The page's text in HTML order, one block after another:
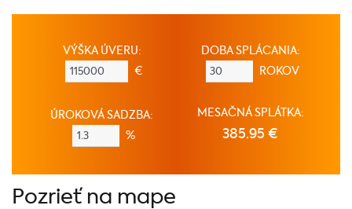
VÝŠKA ÚVERU:
€
DOBA SPLÁCANIA:
ROKOV
ÚROKOVÁ SADZBA:
%
MESAČNÁ SPLÁTKA:
385.95 €
Pozrieť na mape